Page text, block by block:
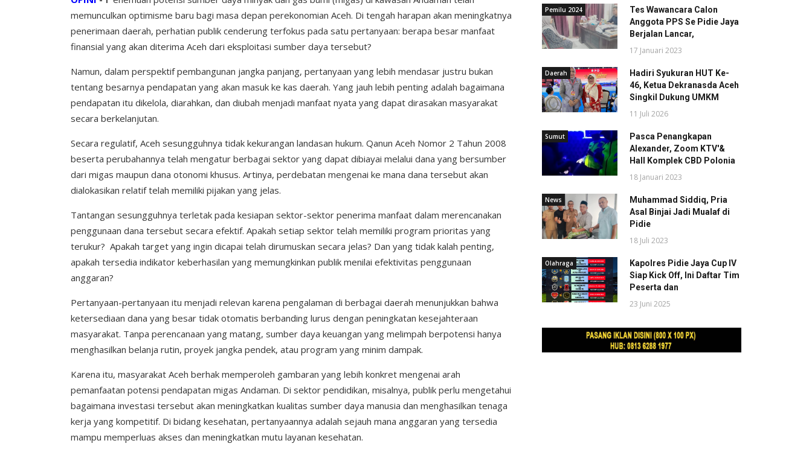
memunculkan optimisme baru bagi masa depan perekonomian Aceh. Di tengah harapan akan meningkatnya
penerimaan daerah, perhatian publik cenderung terfokus pada satu pertanyaan: berapa besar manfaat
finansial yang akan diterima Aceh dari eksploitasi sumber daya tersebut?
Namun, dalam perspektif pembangunan jangka panjang, pertanyaan yang lebih mendasar justru bukan
tentang besarnya pendapatan yang akan masuk ke kas daerah. Yang jauh lebih penting adalah bagaimana
pendapatan itu dikelola, diarahkan, dan diubah menjadi manfaat nyata yang dapat dirasakan masyarakat
secara berkelanjutan.
Secara regulatif, Aceh sesungguhnya tidak kekurangan landasan hukum. Qanun Aceh Nomor 2 Tahun 2008
beserta perubahannya telah mengatur berbagai sektor yang dapat dibiayai melalui dana yang bersumber
dari migas maupun dana otonomi khusus. Artinya, perdebatan mengenai ke mana dana tersebut akan
dialokasikan relatif telah memiliki pijakan yang jelas.
Tantangan sesungguhnya terletak pada kesiapan sektor-sektor penerima manfaat dalam merencanakan
penggunaan dana tersebut secara efektif. Apakah setiap sektor telah memiliki program prioritas yang
terukur? Apakah target yang ingin dicapai telah dirumuskan secara jelas? Dan yang tidak kalah penting,
apakah tersedia indikator keberhasilan yang memungkinkan publik menilai efektivitas penggunaan
anggaran?
Pertanyaan-pertanyaan itu menjadi relevan karena pengalaman di berbagai daerah menunjukkan bahwa
ketersediaan dana yang besar tidak otomatis berbanding lurus dengan peningkatan kesejahteraan
masyarakat. Tanpa perencanaan yang matang, sumber daya keuangan yang melimpah berpotensi hanya
menghasilkan belanja rutin, proyek jangka pendek, atau program yang minim dampak.
Karena itu, masyarakat Aceh berhak memperoleh gambaran yang lebih konkret mengenai arah
pemanfaatan potensi pendapatan migas Andaman. Di sektor pendidikan, misalnya, publik perlu mengetahui
bagaimana investasi tersebut akan meningkatkan kualitas sumber daya manusia dan menghasilkan tenaga
kerja yang kompetitif. Di bidang kesehatan, pertanyaannya adalah sejauh mana anggaran yang tersedia
mampu memperluas akses dan meningkatkan mutu layanan kesehatan.
Pemilu 2024
Tes Wawancara Calon
Anggota PPS Se Pidie Jaya
Berjalan Lancar,
17 Januari 2023
Daerah
Hadiri Syukuran HUT Ke-
46, Ketua Dekranasda Aceh
Singkil Dukung UMKM
11 Juli 2026
Sumut
Pasca Penangkapan
Alexander, Zoom KTV'&
Hall Komplek CBD Polonia
18 Januari 2023
News
Muhammad Siddiq, Pria
Asal Binjai Jadi Mualaf di
Pidie
18 Juli 2023
Olahraga
Kapolres Pidie Jaya Cup IV
Siap Kick Off, Ini Daftar Tim
Peserta dan
23 Juni 2025